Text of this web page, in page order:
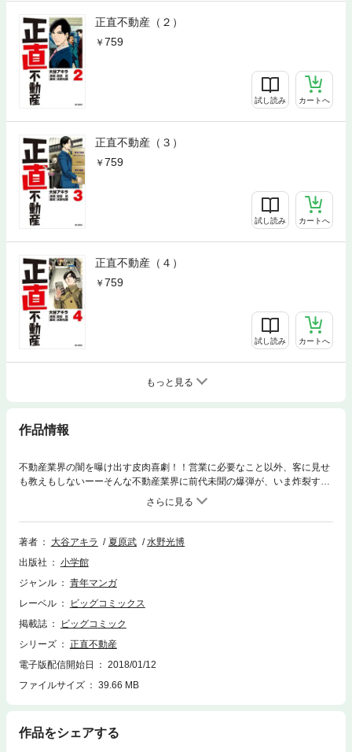
正直不動産（２）
759
試し読み カートへ
正直不動産（３）
759
試し読み カートへ
正直不動産（４）
759
試し読み カートへ
もっと見る
作品情報
不動産業界の闇を曝け出す皮肉喜劇！！営業に必要なこと以外、客に見せ
も教えもしないーーそんな不動産業界に前代未聞の爆弾が、いま炸裂す
る！！登坂不動産のエース営業マン・永瀬財地は嘘を厭わぬ口八丁で売り
上げNO．1を叩き出す凄腕だった。だが、とある地鎮祭で石碑を壊して以
来、嘘が上手くつけなくなってしまった…！！千三つと言われる海千山千
の不動産業界でかつての成績が一気に低下する中、永瀬は、嘘が上手くつ
うニュー・ヒーロー、誕生。
著者 大谷アキラ 夏原武
水野光博
出版社
小学館
ジャンル
青年マンガ
レーベル
ビッグコミックス
掲載誌
ビッグコミック
シリーズ
正直不動産
電子版配信開始日
2018/01/12
ファイルサイズ
39.66 MB
作品をシェアする